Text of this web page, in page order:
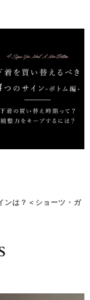
ンは？＜ショーツ・ガ